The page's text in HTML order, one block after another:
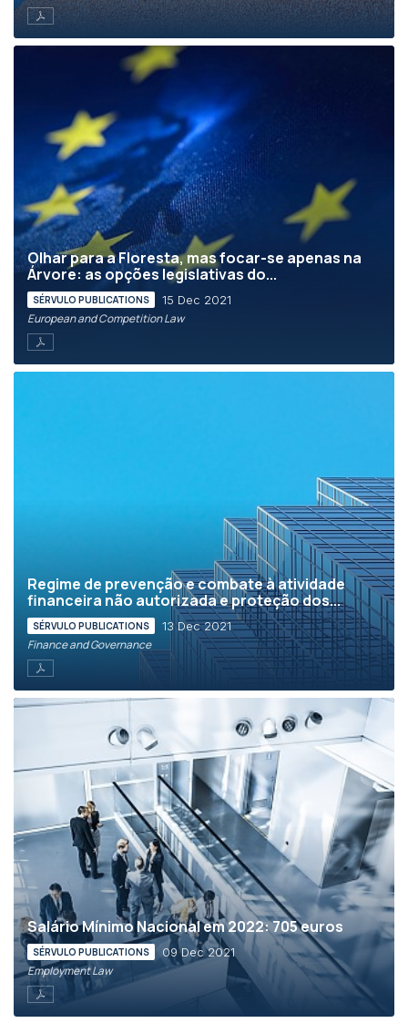
Olhar para a Floresta, mas focar-se apenas na
Árvore: as opções legislativas do...
SÉRVULO PUBLICATIONS 15 Dec 2021
European and Competition Law
Regime de prevenção e combate à atividade
financeira não autorizada e proteção dos...
SÉRVULO PUBLICATIONS 13 Dec 2021
Finance and Governance
Salário Mínimo Nacional em 2022: 705 euros
SÉRVULO PUBLICATIONS 09 Dec 2021
Employment Law